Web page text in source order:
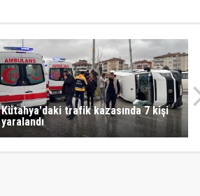
Kütahya'daki trafik kazasında 7 kişi
yaralandı